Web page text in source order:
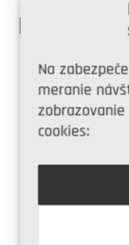
Na
meranie
cookies:
PODOBNÉ